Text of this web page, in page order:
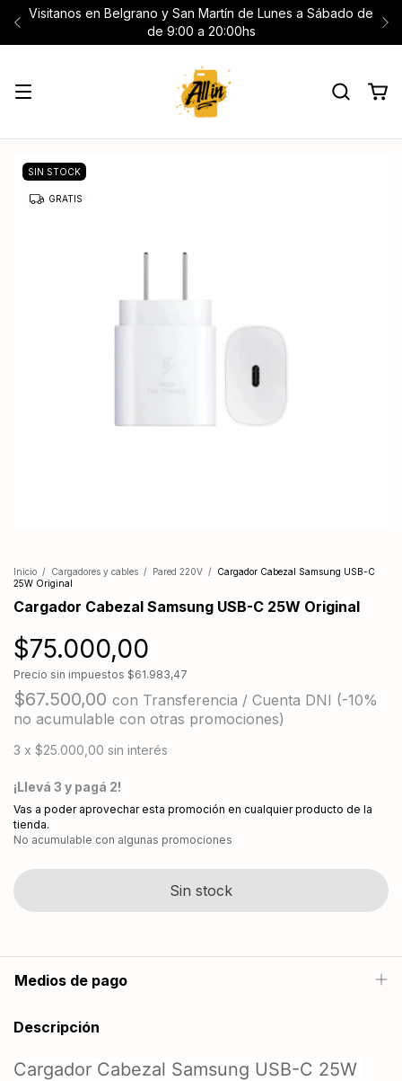
Visitanos en Belgrano y San Martín de Lunes a Sábado de
de 9:00 a 20:00hs
SIN STOCK
GRATIS
Inicio / Cargadores y cables / Pared 220V / Cargador Cabezal Samsung USB-C
25W Original
Cargador Cabezal Samsung USB-C 25W Original
$75.000,00
Precio sin impuestos $61.983,47
$67.500,00 con Transferencia / Cuenta DNI (-10%
no acumulable con otras promociones)
3 x $25.000,00 sin interés
¡Llevá 3 y pagá 2!
Vas a poder aprovechar esta promoción en cualquier producto de la
tienda.
No acumulable con algunas promociones
Medios de pago
Descripción
Cargador Cabezal Samsung USB-C 25W